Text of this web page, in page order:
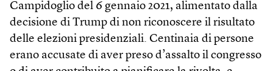
Campidoglio del 6 gennaio 2021, alimentato dalla
decisione di Trump di non riconoscere il risultato
delle elezioni presidenziali. Centinaia di persone
erano accusate di aver preso d’assalto il congresso